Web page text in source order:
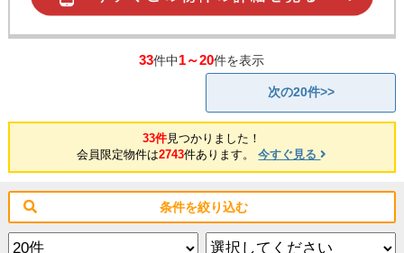
33件中1～20件を表示
次の20件>>
33件見つかりました！
会員限定物件は2743件あります。今すぐ見る
条件を絞り込む